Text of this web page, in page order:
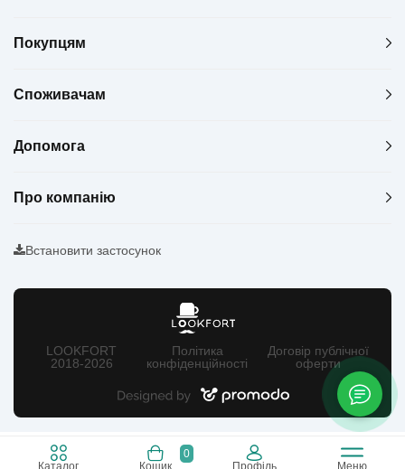
Каталог Кошик
0
Профіль
Меню
Покупцям
Споживачам
Допомога
Про компанію
Встановити застосунок
LOOKFORT
2018-2026
Політика
конфіденційності
Договір публічної
оферти